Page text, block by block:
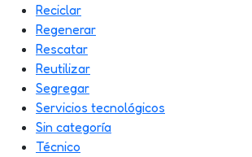
Reciclar
Regenerar
Rescatar
Reutilizar
Segregar
Servicios tecnológicos
Sin categoría
Técnico